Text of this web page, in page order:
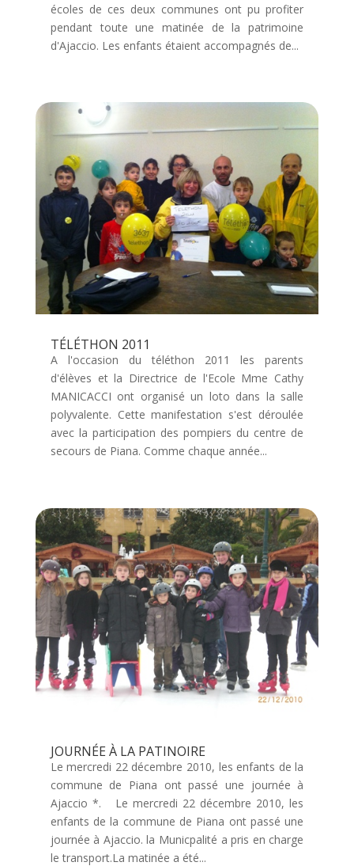
écoles de ces deux communes ont pu profiter
pendant toute une matinée de la patrimoine
d'Ajaccio. Les enfants étaient accompagnés de...
TÉLÉTHON 2011
A l'occasion du téléthon 2011 les parents
d'élèves et la Directrice de l'Ecole Mme Cathy
MANICACCI ont organisé un loto dans la salle
polyvalente. Cette manifestation s'est déroulée
avec la participation des pompiers du centre de
secours de Piana. Comme chaque année...
JOURNÉE À LA PATINOIRE
Le mercredi 22 décembre 2010, les enfants de la
commune de Piana ont passé une journée à
Ajaccio *. Le mercredi 22 décembre 2010, les
enfants de la commune de Piana ont passé une
journée à Ajaccio. la Municpalité a pris en charge
le transport.La matinée a été...